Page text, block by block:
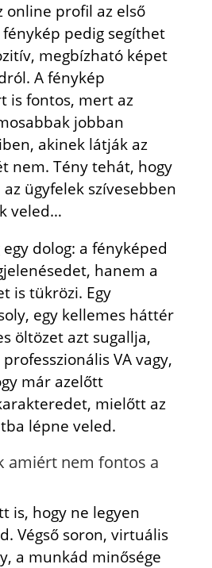
online profil az első
fénykép pedig segíthet
megbízható képet
A fénykép
is fontos, mert az
jobban
akinek látják az
nem. Tény tehát, hogy
ügyfelek szívesebben
veled…
dolog: a fényképed
hanem a
is tükrözi. Egy
egy kellemes háttér
öltözet azt sugallja,
VA vagy,
már azelőtt
mielőtt az
lépne veled.
amiért nem fontos a
is, hogy ne legyen
Végső soron, virtuális
a munkád minősége